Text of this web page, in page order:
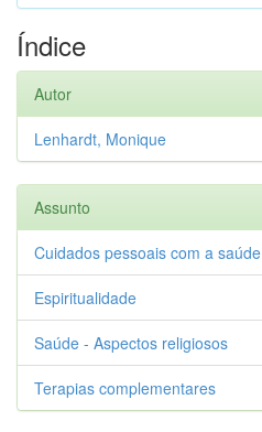
Índice
Autor
Lenhardt, Monique
Assunto
Cuidados pessoais com a saúde
Espiritualidade
Saúde - Aspectos religiosos
Terapias complementares